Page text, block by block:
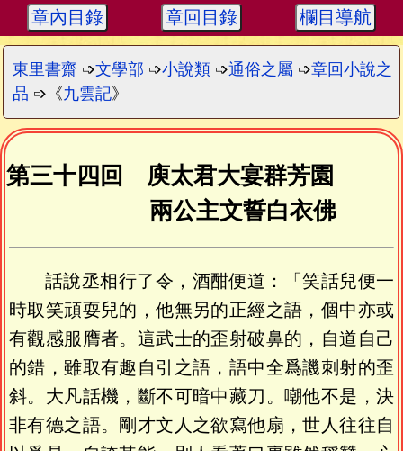
章內目錄 章回目錄 欄目導航
東里書齋 ➩文學部 ➩小說類 ➩通俗之屬 ➩章回小說之
品 ➩《九雲記》
第三十四回 庾太君大宴群芳園
兩公主文誓白衣佛
話說丞相行了令，酒酣便道：「笑話兒便一
時取笑頑耍兒的，他無另的正經之語，個中亦或
有觀感服膺者。這武士的歪射破鼻的，自道自己
的錯，雖取有趣自引之語，語中全爲譏刺射的歪
斜。大凡話機，斷不可暗中藏刀。嘲他不是，決
非有德之語。剛才文人之欲寫他扇，世人往往自